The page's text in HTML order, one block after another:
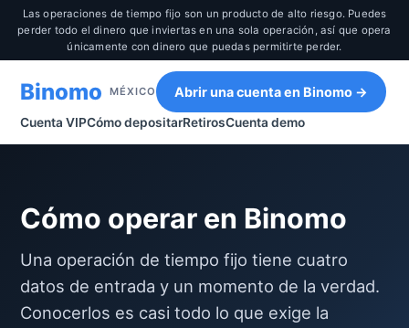
Las operaciones de tiempo fijo son un producto de alto riesgo. Puedes
perder todo el dinero que inviertas en una sola operación, así que opera
únicamente con dinero que puedas permitirte perder.
Binomo MÉXICO
Cuenta VIPCómo depositarRetirosCuenta demo
Abrir una cuenta en Binomo →
Cómo operar en Binomo
Una operación de tiempo fijo tiene cuatro
datos de entrada y un momento de la verdad.
Conocerlos es casi todo lo que exige la